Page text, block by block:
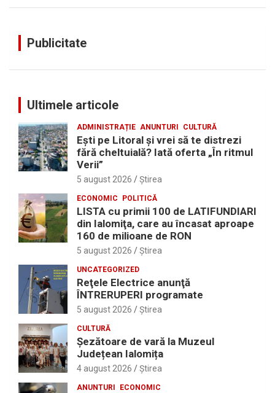
Publicitate
Ultimele articole
ADMINISTRAȚIE ANUNTURI CULTURĂ
Eşti pe Litoral şi vrei să te distrezi
fără cheltuială? Iată oferta „În ritmul
Verii”
5 august 2026 Ştirea
ECONOMIC POLITICĂ
LISTA cu primii 100 de LATIFUNDIARI
din Ialomiţa, care au încasat aproape
160 de milioane de RON
5 august 2026 Ştirea
UNCATEGORIZED
Reţele Electrice anunţă
ÎNTRERUPERI programate
5 august 2026 Ştirea
CULTURĂ
Șezătoare de vară la Muzeul
Județean Ialomița
4 august 2026 Ştirea
ANUNTURI ECONOMIC